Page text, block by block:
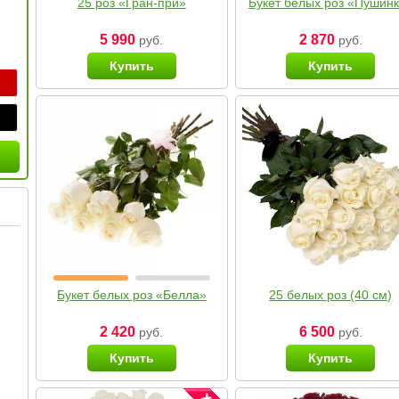
5 990 руб.
Купить
2 870руб.
Купить
Букет белых роз «Белла»
2 420 руб.
Купить
25 белых роз (40 см)
6 500руб.
Купить